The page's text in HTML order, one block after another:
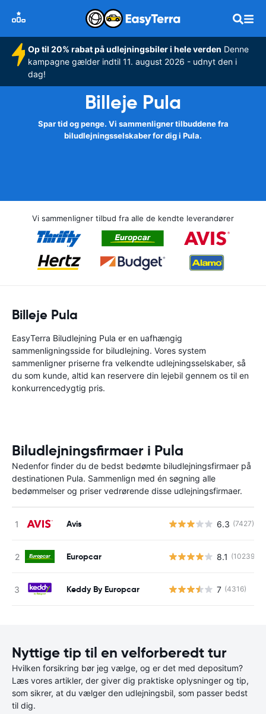
Op til 20% rabat på udlejningsbiler i hele verden Denne
kampagne gælder indtil 11. august 2026 - udnyt den i
dag!
Billeje Pula
Spar tid og penge. Vi sammenligner tilbuddene fra
biludlejningsselskaber for dig i Pula.
Vi sammenligner tilbud fra alle de kendte leverandører
Billeje Pula
EasyTerra Biludlejning Pula er en uafhængig
sammenligningsside for biludlejning. Vores system
sammenligner priserne fra velkendte udlejningsselskaber, så
du som kunde, altid kan reservere din lejebil gennem os til en
konkurrencedygtig pris.
Biludlejningsfirmaer i Pula
Nedenfor finder du de bedst bedømte biludlejningsfirmaer på
destinationen Pula. Sammenlign med én søgning alle
bedømmelser og priser vedrørende disse udlejningsfirmaer.
Avis 6.3 (7427)
Europcar 8.1 (10239)
Keddy By Europcar 7 (4316)
Nyttige tip til en velforberedt tur
Hvilken forsikring bør jeg vælge, og er det med depositum?
Læs vores artikler, der giver dig praktiske oplysninger og tip,
som sikrer, at du vælger den udlejningsbil, som passer bedst
til dig.